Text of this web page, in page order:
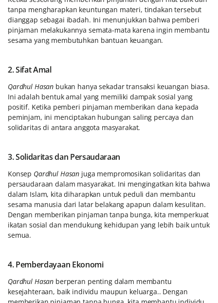
tanpa mengharapkan keuntungan materi, tindakan tersebut
dianggap sebagai ibadah. Ini menunjukkan bahwa pemberi
pinjaman melakukannya semata-mata karena ingin membantu
sesama yang membutuhkan bantuan keuangan.
2. Sifat Amal
Qardhul Hasan bukan hanya sekadar transaksi keuangan biasa.
Ini adalah bentuk amal yang memiliki dampak sosial yang
positif. Ketika pemberi pinjaman memberikan dana kepada
peminjam, ini menciptakan hubungan saling percaya dan
solidaritas di antara anggota masyarakat.
3. Solidaritas dan Persaudaraan
Konsep Qardhul Hasan juga mempromosikan solidaritas dan
persaudaraan dalam masyarakat. Ini mengingatkan kita bahwa
dalam Islam, kita diharapkan untuk peduli dan membantu
sesama manusia dari latar belakang apapun dalam kesulitan.
Dengan memberikan pinjaman tanpa bunga, kita memperkuat
ikatan sosial dan mendukung kehidupan yang lebih baik untuk
semua.
4. Pemberdayaan Ekonomi
Qardhul Hasan berperan penting dalam membantu
kesejahteraan, baik individu maupun keluarga.. Dengan